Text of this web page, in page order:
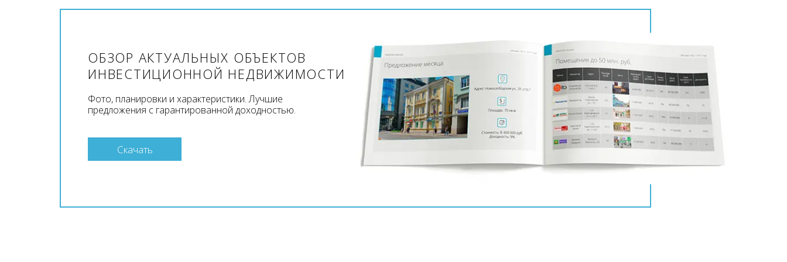
ОБЗОР АКТУАЛЬНЫХ ОБЪЕКТОВ
ИНВЕСТИЦИОННОЙ НЕДВИЖИМОСТИ
Фото, планировки и характеристики. Лучшие
предложения с гарантированной доходностью.
Скачать